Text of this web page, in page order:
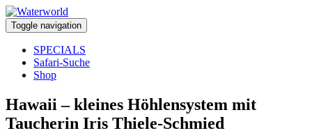
Toggle navigation
SPECIALS
Safari-Suche
Shop
Hawaii – kleines Höhlensystem mit
Taucherin Iris Thiele-Schmied